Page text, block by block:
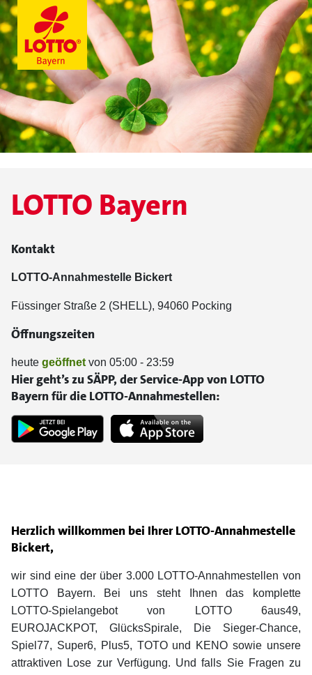
Herzlich willkommen bei Ihrer LOTTO-Annahmestelle
Bickert,
wir sind eine der über 3.000 LOTTO-Annahmestellen von
LOTTO Bayern. Bei uns steht Ihnen das komplette
LOTTO-Spielangebot von LOTTO 6aus49,
EUROJACKPOT, GlücksSpirale, Die Sieger-Chance,
Spiel77, Super6, Plus5, TOTO und KENO sowie unsere
attraktiven Lose zur Verfügung. Und falls Sie Fragen zu
LOTTO Bayern
Kontakt
LOTTO-Annahmestelle Bickert
Füssinger Straße 2 (SHELL), 94060 Pocking
Öffnungszeiten
heute geöffnet von 05:00 - 23:59
Hier geht’s zu SÄPP, der Service-App von LOTTO
Bayern für die LOTTO-Annahmestellen: